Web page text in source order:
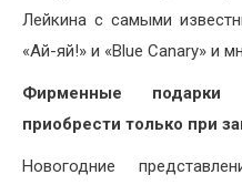
Лейкина с самыми
«Ай-яй!» и «Blue Canary» и
Фирменные
приобрести только при
Новогодние